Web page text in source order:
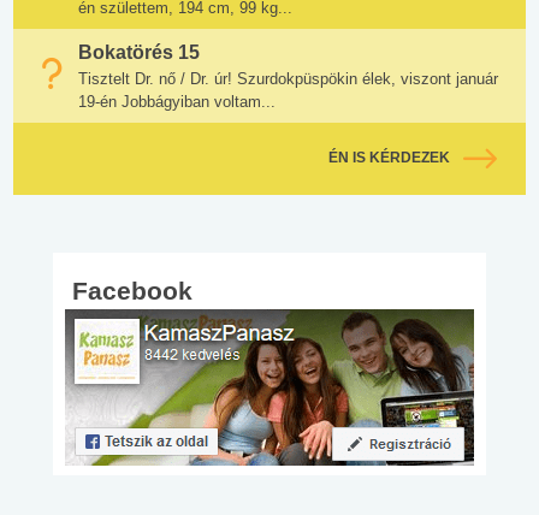
én születtem, 194 cm, 99 kg...
Bokatörés 15
Tisztelt Dr. nő / Dr. úr! Szurdokpüspökin élek, viszont január
19-én Jobbágyiban voltam...
ÉN IS KÉRDEZEK
Facebook